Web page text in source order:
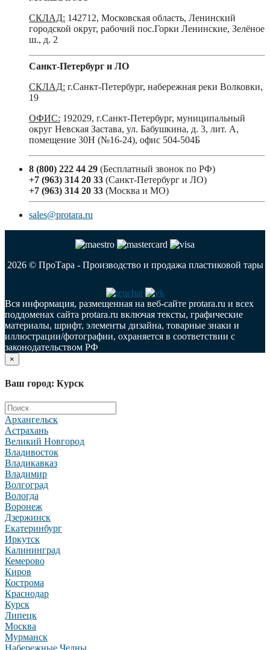
СКЛАД: 142712, Московская область, Ленинский
городской округ, рабочий пос.Горки Ленинские, Зелёное
ш., д. 2
Санкт-Петербург и ЛО
СКЛАД: г.Санкт-Петербург, набережная реки Волковки,
19
ОФИС: 192029, г.Санкт-Петербург, муниципальный
округ Невская Застава, ул. Бабушкина, д. 3, лит. А,
помещение 30Н (№16-24), офис 504-504Б
8 (800) 222 44 29 (Бесплатный звонок по РФ)
+7 (963) 314 20 33 (Санкт-Петербург и ЛО)
+7 (963) 314 20 33 (Москва и МО)
sales@protara.ru
2026 © ПроТара - Производство и продажа пластиковой тары
Вся информация, размещенная на веб-сайте protara.ru и всех
поддоменах сайта protara.ru включая тексты, графические
материалы, шрифт, элементы дизайна, товарные знаки и
иллюстрации/фотографии, охраняется в соответствии с
законодательством РФ
×
Ваш город: Курск
Архангельск
Астрахань
Великий Новгород
Владивосток
Владикавказ
Владимир
Волгоград
Вологда
Воронеж
Дзержинск
Екатеринбург
Иркутск
Калининград
Кемерово
Киров
Кострома
Краснодар
Курск
Липецк
Москва
Мурманск
Набережные Челны